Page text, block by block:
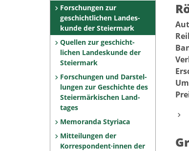
Forschungen zur
geschicht­lichen Landes­
kunde der Steiermark
Quellen zur geschicht­
lichen Landeskunde der
Steiermark
Forschungen und Darstel­
lungen zur Geschichte des
Steiermärkischen Land­
tages
Memoranda Styriaca
Mitteilungen der
Korrespon­dent·innen der